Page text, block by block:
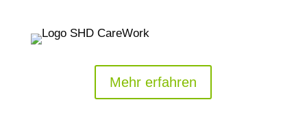
Mehr erfahren